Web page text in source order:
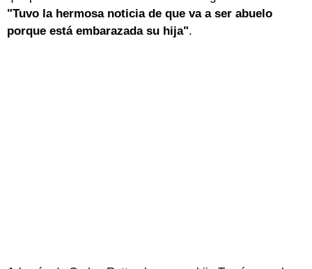
"Tuvo la hermosa noticia de que va a ser abuelo
porque está embarazada su hija".